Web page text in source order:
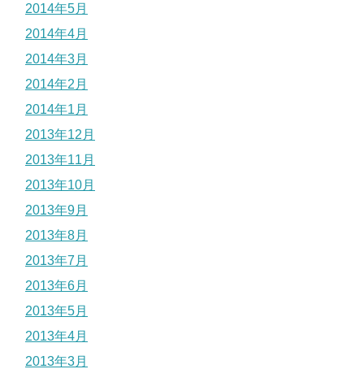
2014年5月
2014年4月
2014年3月
2014年2月
2014年1月
2013年12月
2013年11月
2013年10月
2013年9月
2013年8月
2013年7月
2013年6月
2013年5月
2013年4月
2013年3月